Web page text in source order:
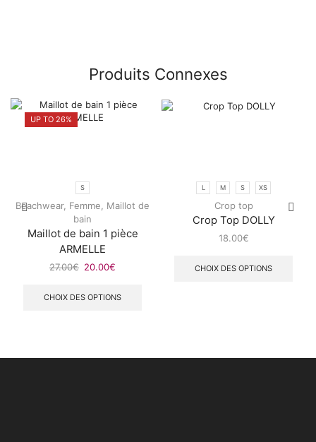
Produits Connexes
UP TO 26%
S
Beachwear, Femme
Maillot de
bain
Maillot de bain 1 pièce
ARMELLE
27.00€ 20.00€
CHOIX DES OPTIONS
L M S XS
Crop top
Crop Top DOLLY
18.00€
CHOIX DES OPTIONS